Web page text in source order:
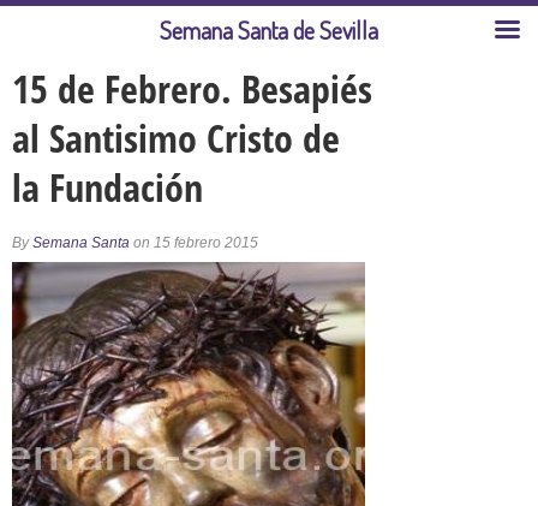
15 de Febrero. Besapiés
al Santisimo Cristo de
la Fundación
BySemana Santa on 15 febrero 2015
Semana Santa de Sevilla